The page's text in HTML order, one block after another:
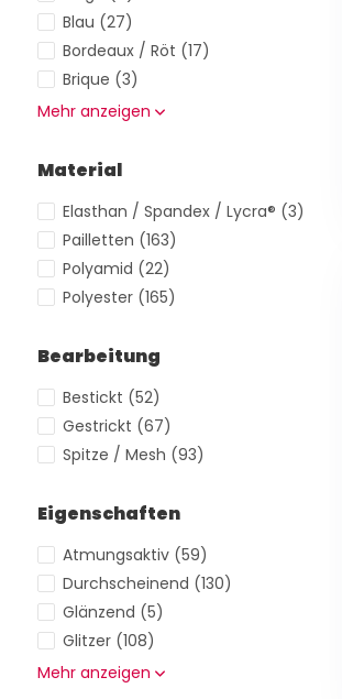
Blau (27)
Bordeaux / Röt (17)
Brique (3)
Mehr anzeigen
Material
Elasthan / Spandex / Lycra® (3)
Pailletten (163)
Polyamid (22)
Polyester (165)
Bearbeitung
Bestickt (52)
Gestrickt (67)
Spitze / Mesh (93)
Eigenschaften
Atmungsaktiv (59)
Durchscheinend (130)
Glänzend (5)
Glitzer (108)
Mehr anzeigen